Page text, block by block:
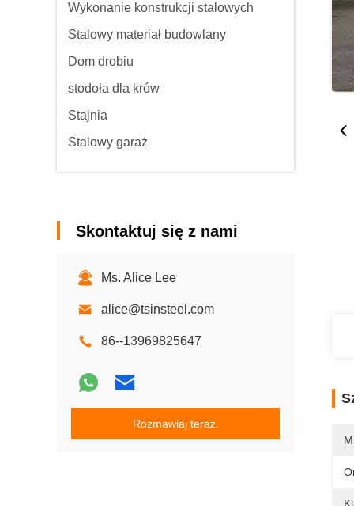
Wykonanie konstrukcji stalowych
Stalowy materiał budowlany
Dom drobiu
stodoła dla krów
Stajnia
Stalowy garaż
Skontaktuj się z nami
Ms. Alice Lee
alice@tsinsteel.com
86--13969825647
Rozmawiaj teraz.